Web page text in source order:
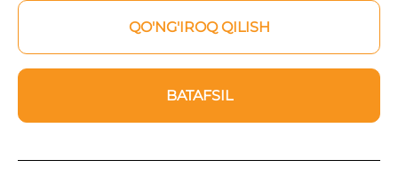
QO'NG'IROQ QILISH
BATAFSIL